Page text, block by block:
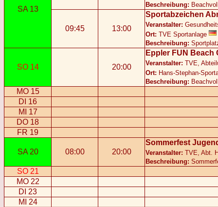
SA 13
Beschreibung:
09:45 13:00
Sportabzeichen
Veranstalter:
Ort: TVE Sportanlage
Beschreibung:
SO 14 20:00
Eppler FUN Beach
Veranstalter: TVE,
Ort: Hans-Stephan-
Beschreibung:
MO 15
DI 16
MI 17
DO 18
FR 19
SA 20 08:00 20:00
Sommerfest
Veranstalter: TVE, Abt.
Beschreibung:
SO 21
MO 22
DI 23
MI 24